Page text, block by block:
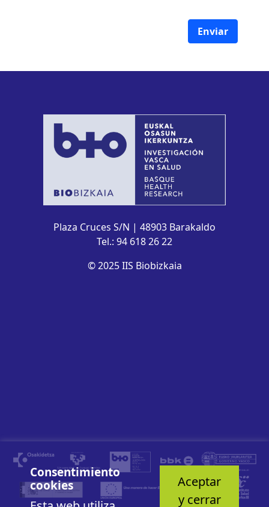
Enviar
Plaza Cruces S/N | 48903 Barakaldo
Tel.: 94 618 26 22
© 2025 IIS Biobizkaia
Consentimiento
cookies
Aceptar
y cerrar